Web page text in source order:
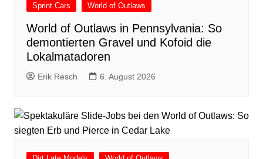
Sprint Cars World of Outlaws
World of Outlaws in Pennsylvania: So
demontierten Gravel und Kofoid die
Lokalmatadoren
Erik Resch 6. August 2026